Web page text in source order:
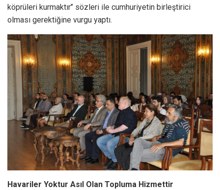
köprüleri kurmaktır’’ sözleri ile cumhuriyetin birleştirici
olması gerektiğine vurgu yaptı.
Havariler Yoktur Asıl Olan Topluma Hizmettir